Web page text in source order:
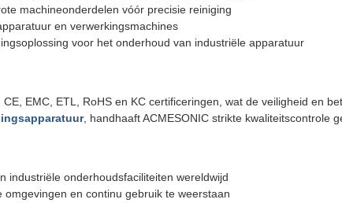
machineonderdelen vóór precisie reiniging
en verwerkingsmachines
voor het onderhoud van industriële apparatuur
EMC, ETL, RoHS en KC certificeringen, wat de veiligheid en
, handhaaft ACMESONIC strikte kwaliteitscontrole
industriële onderhoudsfaciliteiten wereldwijd
en continu gebruik te weerstaan